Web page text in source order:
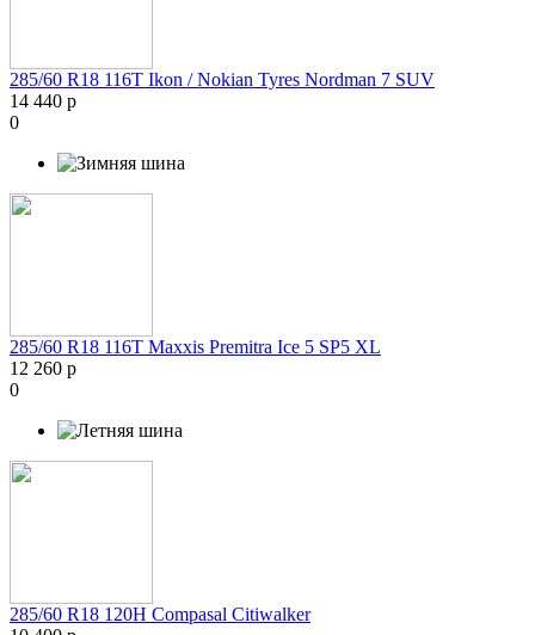
285/60 R18 116T Ikon / Nokian Tyres Nordman 7 SUV
14 440 р
0
285/60 R18 116T Maxxis Premitra Ice 5 SP5 XL
12 260 р
0
285/60 R18 120H Compasal Citiwalker